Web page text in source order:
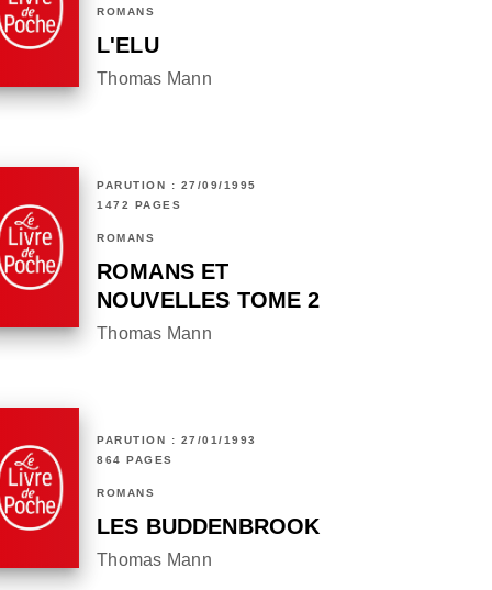
ROMANS
L'ELU
Thomas Mann
PARUTION : 27/09/1995
1472 PAGES
ROMANS
ROMANS ET
NOUVELLES TOME 2
Thomas Mann
PARUTION : 27/01/1993
864 PAGES
ROMANS
LES BUDDENBROOK
Thomas Mann